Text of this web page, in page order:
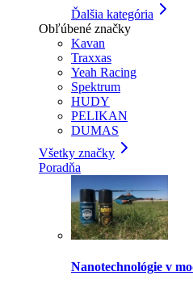
Ďalšia kategória
Obľúbené značky
Kavan
Traxxas
Yeah Racing
Spektrum
HUDY
PELIKAN
DUMAS
Všetky značky
Poradňa
Nanotechnológie v